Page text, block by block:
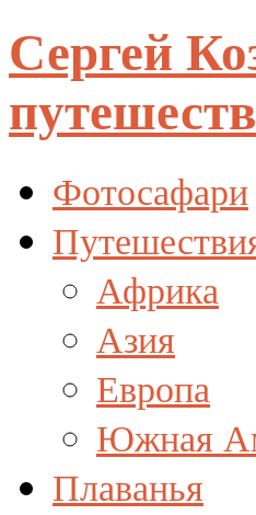
Сергей
Фотосафари
Африка
Азия
Европа
Южная
Плаванья